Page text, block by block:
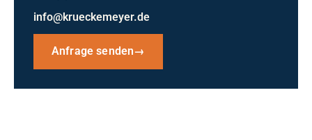
info@krueckemeyer.de
Anfrage senden→